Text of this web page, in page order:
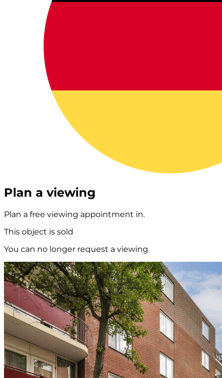
Plan a viewing
Plan a free viewing appointment in.
This object is sold
You can no longer request a viewing